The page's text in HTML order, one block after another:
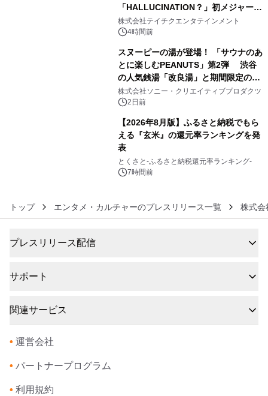
「HALLUCINATION？」初メジャー配
信リリース決定！
株式会社テイチクエンタテインメント
4時間前
スヌーピーの湯が登場！ 「サウナのあ
とに楽しむPEANUTS」第2弾 渋谷
の人気銭湯「改良湯」と期間限定のコ
ラボレーション サウナイキタイコラ
ボグッズも発売決定！
株式会社ソニー・クリエイティブプロダクツ
2日前
【2026年8月版】ふるさと納税でもら
える『玄米』の還元率ランキングを発
表
とくさと-ふるさと納税還元率ランキング-
7時間前
トップ エンタメ・カルチャーのプレスリリース一覧 株式会
プレスリリース配信
サポート
関連サービス
• 運営会社
• パートナープログラム
• 利用規約